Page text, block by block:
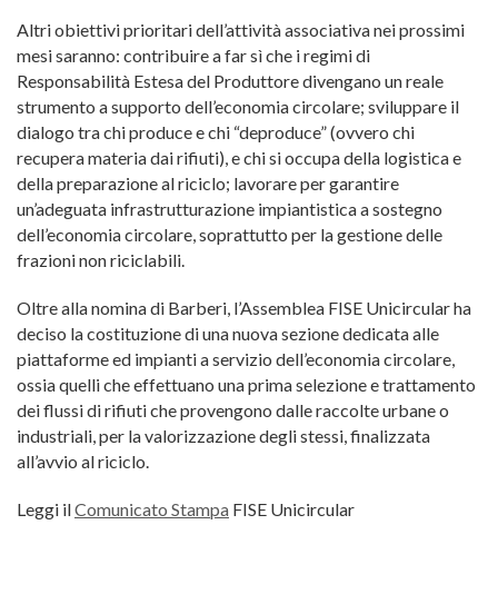
Altri obiettivi prioritari dell’attività associativa nei prossimi
mesi saranno: contribuire a far sì che i regimi di
Responsabilità Estesa del Produttore divengano un reale
strumento a supporto dell’economia circolare; sviluppare il
dialogo tra chi produce e chi “deproduce” (ovvero chi
recupera materia dai rifiuti), e chi si occupa della logistica e
della preparazione al riciclo; lavorare per garantire
un’adeguata infrastrutturazione impiantistica a sostegno
dell’economia circolare, soprattutto per la gestione delle
frazioni non riciclabili.
Oltre alla nomina di Barberi, l’Assemblea FISE Unicircular ha
deciso la costituzione di una nuova sezione dedicata alle
piattaforme ed impianti a servizio dell’economia circolare,
ossia quelli che effettuano una prima selezione e trattamento
dei flussi di rifiuti che provengono dalle raccolte urbane o
industriali, per la valorizzazione degli stessi, finalizzata
all’avvio al riciclo.
Leggi ilComunicato Stampa FISE Unicircular